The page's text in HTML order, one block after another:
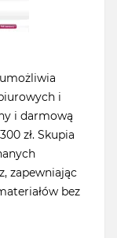
i
i darmową
zł. Skupia
zapewniając
bez